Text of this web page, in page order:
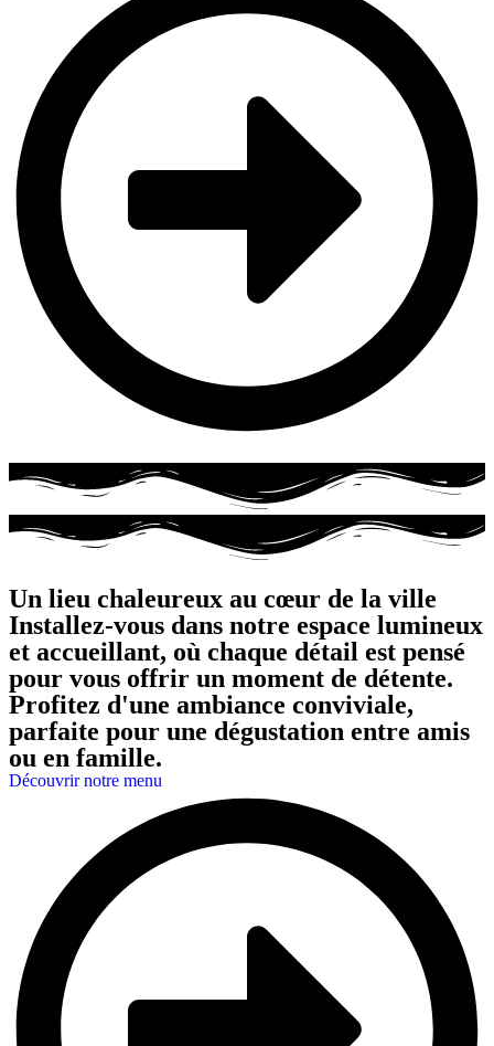
Un lieu chaleureux au cœur de la ville
Installez-vous dans notre espace lumineux
et accueillant, où chaque détail est pensé
pour vous offrir un moment de détente.
Profitez d'une ambiance conviviale,
parfaite pour une dégustation entre amis
ou en famille.
Découvrir notre menu